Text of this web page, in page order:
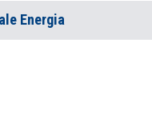
Energia